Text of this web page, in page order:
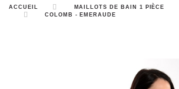
ACCUEIL
MAILLOTS DE BAIN 1 PIÈCE
COLOMB - EMERAUDE